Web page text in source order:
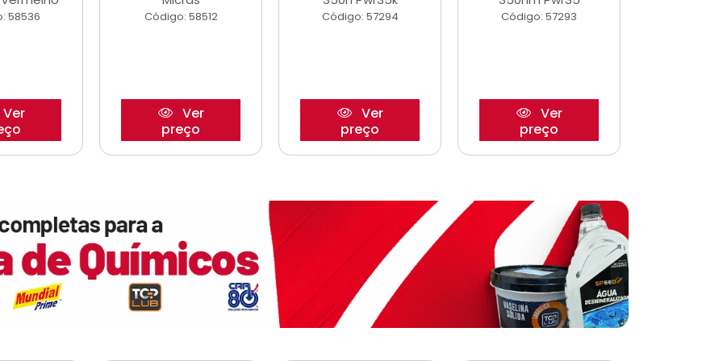
58536
Ver
Código: 58512
Ver
preço
Código: 57294
Ver
preço
Código: 57293
Ver
preço